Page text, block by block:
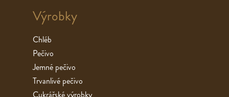
Výrobky
Chléb
Pečivo
Jemné pečivo
Trvanlivé pečivo
Cukrářské výrobky